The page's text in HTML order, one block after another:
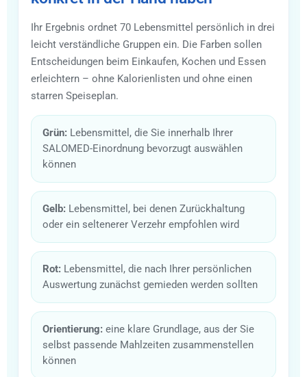
Ihr Ergebnis ordnet 70 Lebensmittel persönlich in drei
leicht verständliche Gruppen ein. Die Farben sollen
Entscheidungen beim Einkaufen, Kochen und Essen
erleichtern – ohne Kalorienlisten und ohne einen
starren Speiseplan.
Grün: Lebensmittel, die Sie innerhalb Ihrer
SALOMED-Einordnung bevorzugt auswählen
können
Gelb: Lebensmittel, bei denen Zurückhaltung
oder ein seltenerer Verzehr empfohlen wird
Rot: Lebensmittel, die nach Ihrer persönlichen
Auswertung zunächst gemieden werden sollten
Orientierung: eine klare Grundlage, aus der Sie
selbst passende Mahlzeiten zusammenstellen
können